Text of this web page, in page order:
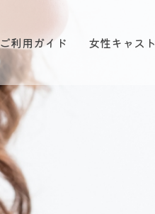
ご利用ガイド 女性キャスト